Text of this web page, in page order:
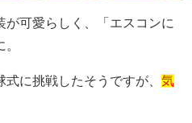
が可愛らしく、「エスコンに
に挑戦したそうですが、 気